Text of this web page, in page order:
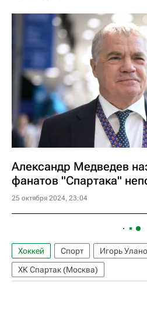
Александр Медведев
фанатов "Спартака"
25 октября 2024, 23:04
Хоккей Спорт
Игорь
ХК Спартак (Москва)